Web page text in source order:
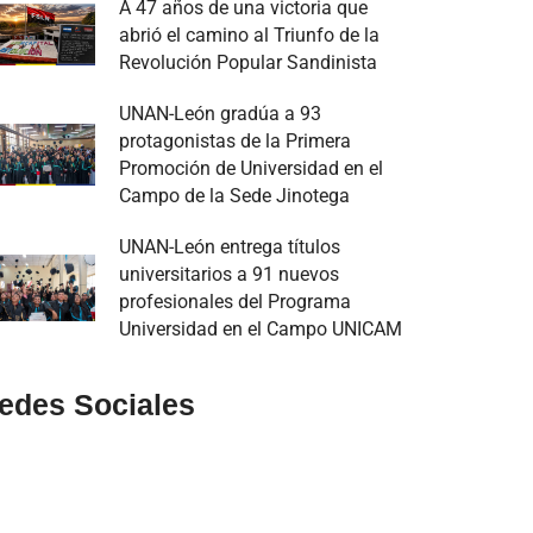
A 47 años de una victoria que
abrió el camino al Triunfo de la
Revolución Popular Sandinista
UNAN-León gradúa a 93
protagonistas de la Primera
Promoción de Universidad en el
Campo de la Sede Jinotega
UNAN-León entrega títulos
universitarios a 91 nuevos
profesionales del Programa
Universidad en el Campo UNICAM
Sociales